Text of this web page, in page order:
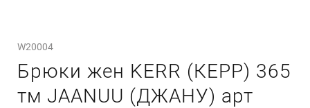
W20004
Брюки жен KERR (КЕРР) 365
тм JAANUU (ДЖАНУ) арт